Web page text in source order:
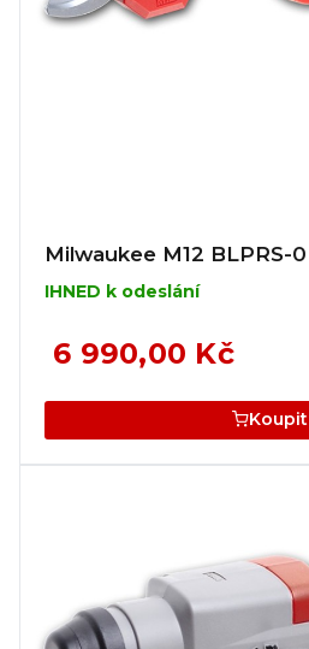
Milwaukee M12 BLPRS-0
IHNED k odeslání
6 990,00 Kč
Koupit